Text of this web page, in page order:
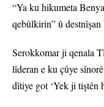
“Ya ku hikumeta
qebûlkirin” û
Serokkomar ji qenala
lîderan e ku çûye
dîtiye got ‘Yek ji tiştên